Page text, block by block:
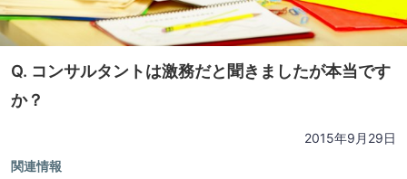
Q. コンサルタントは激務だと聞きましたが本当です
か？
2015年9月29日
関連情報